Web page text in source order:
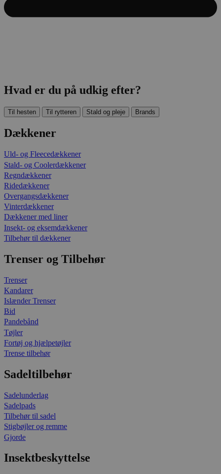
Hvad er du på udkig efter?
Til hesten Til rytteren Stald og pleje Brands
Dækkener
Uld- og Fleecedækkener
Stald- og Coolerdækkener
Regndækkener
Ridedækkener
Overgangsdækkener
Vinterdækkener
Dækkener med liner
Insekt- og eksemdækkener
Tilbehør til dækkener
Trenser og Tilbehør
Trenser
Kandarer
Islænder Trenser
Bid
Pandebånd
Tøjler
Fortøj og hjælpetøjler
Trense tilbehør
Sadeltilbehør
Sadelunderlag
Sadelpads
Tilbehør til sadel
Stigbøjler og remme
Gjorde
Insektbeskyttelse